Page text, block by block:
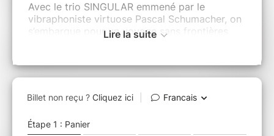
Avec le trio SINGULAR emmené par le
vibraphoniste virtuose Pascal Schumacher, on
s’embarque pour un voyage sans frontières
Les compositions sont fluides et peuvent être
inspirées par la musique classique comme par
des figures majeures du jazz français comme
Michel Portal, Henri Texier ou encore Louis
Sclavis.
Lire la suite